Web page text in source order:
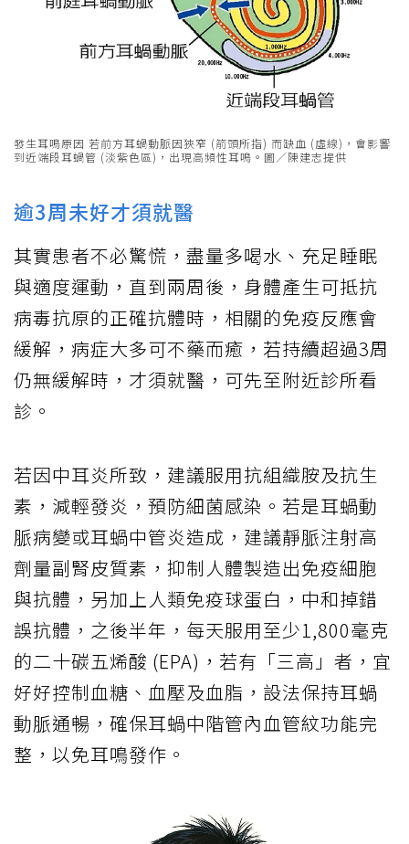
發生耳鳴原因 若前方耳蝸動脈因狹窄 (箭頭所指) 而缺血 (虛線)，會影響
到近端段耳蝸管 (淡紫色區)，出現高頻性耳鳴。圖／陳建志提供
逾3周未好才須就醫
其實患者不必驚慌，盡量多喝水、充足睡眠
與適度運動，直到兩周後，身體產生可抵抗
病毒抗原的正確抗體時，相關的免疫反應會
緩解，病症大多可不藥而癒，若持續超過3周
仍無緩解時，才須就醫，可先至附近診所看
診。
若因中耳炎所致，建議服用抗組織胺及抗生
素，減輕發炎，預防細菌感染。若是耳蝸動
脈病變或耳蝸中管炎造成，建議靜脈注射高
劑量副腎皮質素，抑制人體製造出免疫細胞
與抗體，另加上人類免疫球蛋白，中和掉錯
誤抗體，之後半年，每天服用至少1,800毫克
的二十碳五烯酸 (EPA)，若有「三高」者，宜
好好控制血糖、血壓及血脂，設法保持耳蝸
動脈通暢，確保耳蝸中階管內血管紋功能完
整，以免耳鳴發作。